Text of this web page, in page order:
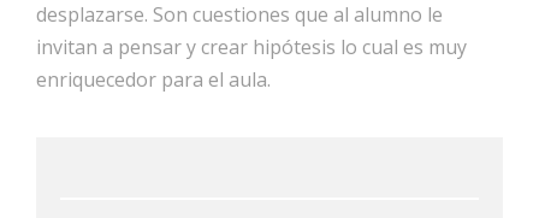
desplazarse. Son cuestiones que al alumno le
invitan a pensar y crear hipótesis lo cual es muy
enriquecedor para el aula.